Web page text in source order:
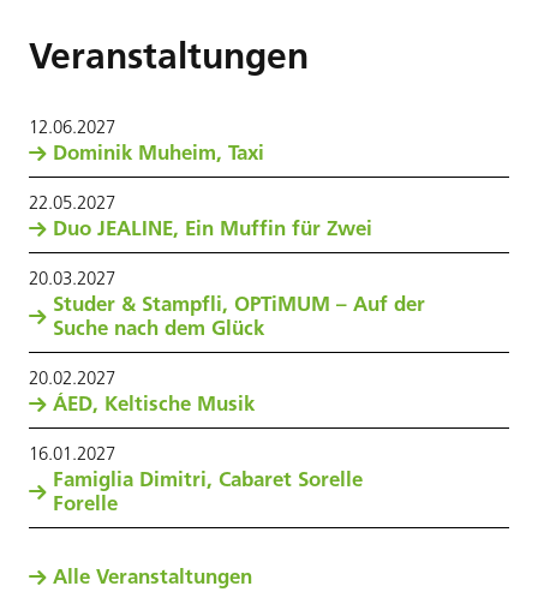
Veranstaltungen
12.06.2027
Dominik Muheim, Taxi
22.05.2027
Duo JEALINE, Ein Muffin für Zwei
20.03.2027
Studer & Stampfli, OPTiMUM – Auf der
Suche nach dem Glück
20.02.2027
ÁED, Keltische Musik
16.01.2027
Famiglia Dimitri, Cabaret Sorelle
Forelle
Alle Veranstaltungen